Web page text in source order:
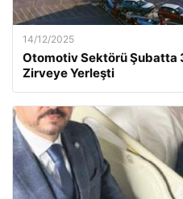
14/12/2025
Otomotiv Sektörü Şubatta
Zirveye Yerleşti